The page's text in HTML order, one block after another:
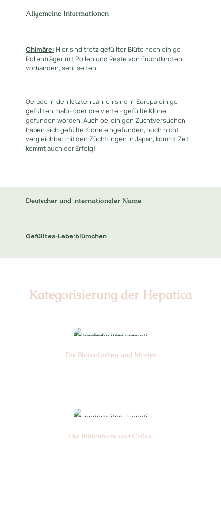
Allgemeine Informationen
Chimäre: Hier sind trotz gefüllter Blüte noch einige
Pollenträger mit Pollen und Reste von Fruchtknoten
vorhanden, sehr selten
Gerade in den letzten Jahren sind in Europa einige
gefüllten, halb- oder dreiviertel- gefüllte Klone
gefunden worden. Auch bei einigen Zuchtversuchen
haben sich gefüllte Klone eingefunden, noch nicht
vergleichbar mit den Züchtungen in Japan, kommt Zeit
kommt auch der Erfolg!
Deutscher und internationaler Name
Gefülltes-Leberblümchen
Kategorisierung der Hepatica
Die Blüten­farben und Muster
Die Blüten­form und Größe